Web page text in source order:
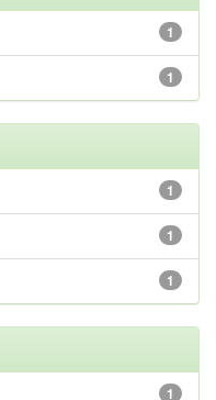
1
1
1
1
1
1